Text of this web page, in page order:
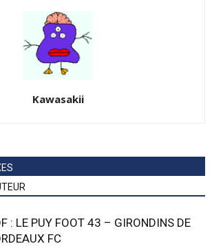
Kawasakii
: LE PUY FOOT 43 – GIRONDINS DE
FC